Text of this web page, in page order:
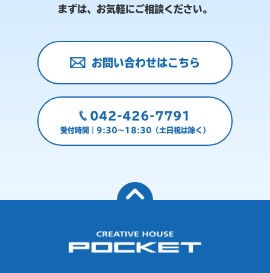
まずは、お気軽にご相談ください。
お問い合わせはこちら
042-426-7791
受付時間｜9:30～18:30（土日祝は除く）